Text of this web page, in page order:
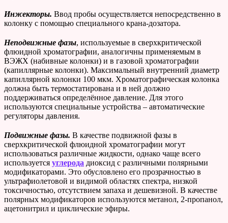
Инжекторы. Ввод пробы осуществляется непосредственно в
колонку с помощью специального крана-дозатора.
Неподвижные фазы, используемые в сверхкритической
флюидной хроматографии, аналогичны применяемым в
ВЭЖХ (набивные колонки) и в газовой хроматографии
(капиллярные колонки). Максимальный внутренний диаметр
капиллярной колонки 100 мкм. Хроматографическая колонка
должна быть термостатирована и в ней должно
поддерживаться определённое давление. Для этого
используются специальные устройства – автоматические
регуляторы давления.
Подвижные фазы. В качестве подвижной фазы в
сверхкритической флюидной хроматографии могут
использоваться различные жидкости, однако чаще всего
используется углерода диоксид с различными полярными
модификаторами. Это обусловлено его прозрачностью в
ультрафиолетовой и видимой областях спектра, низкой
токсичностью, отсутствием запаха и дешевизной. В качестве
полярных модификаторов используются метанол, 2-пропанол,
ацетонитрил и циклические эфиры.